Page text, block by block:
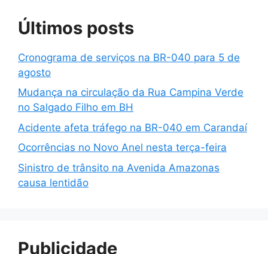
Últimos posts
Cronograma de serviços na BR-040 para 5 de
agosto
Mudança na circulação da Rua Campina Verde
no Salgado Filho em BH
Acidente afeta tráfego na BR-040 em Carandaí
Ocorrências no Novo Anel nesta terça-feira
Sinistro de trânsito na Avenida Amazonas
causa lentidão
Publicidade